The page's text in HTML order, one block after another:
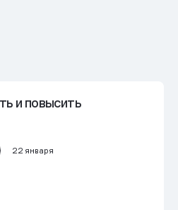
и повысить
22 января